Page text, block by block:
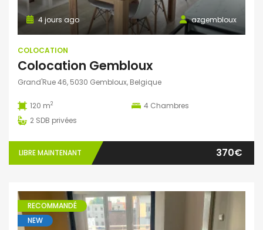
azgembloux
4 jours ago
COLOCATION
Colocation Gembloux
Grand'Rue 46, 5030 Gembloux, Belgique
120 m2 4 Chambres
2 SDB privées
LIBRE MAINTENANT 370€
RECOMMANDÉ
NEW